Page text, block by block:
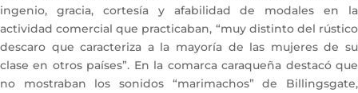
ingenio, gracia, cortesía y afabilidad de modales en la
actividad comercial que practicaban, “muy distinto del rústico
descaro que caracteriza a la mayoría de las mujeres de su
clase en otros países”. En la comarca caraqueña destacó que
no mostraban los sonidos “marimachos” de Billingsgate,